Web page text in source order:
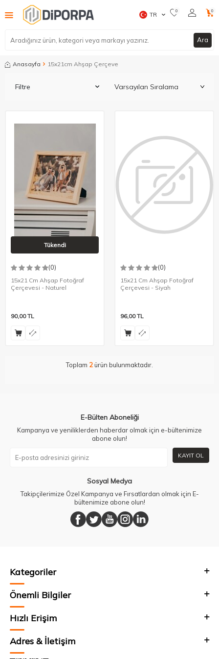
Ara
TR 0 0
Anasayfa 15x21cm Ahşap Çerçeve
Filtre
Tükendi
(0)
15x21 Cm Ahşap Fotoğraf
Çerçevesi - Naturel
90,00TL
(0)
15x21 Cm Ahşap Fotoğraf
Çerçevesi - Siyah
96,00TL
Toplam 2ürün bulunmaktadır.
E-Bülten Aboneliği
Kampanya ve yeniliklerden haberdar olmak için e-bültenimize
abone olun!
KAYIT OL
Sosyal Medya
Takipçilerimize Özel Kampanya ve Fırsatlardan olmak için E-
bültenimize abone olun!
Kategoriler
Önemli Bilgiler
Hızlı Erişim
Adres & İletişim